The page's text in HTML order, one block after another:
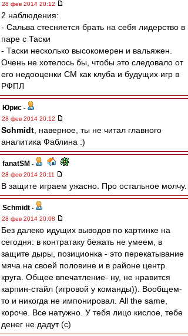
28 фев 2014 20:12
2 наблюдения:
- Сальва стесняется брать на себя лидерство в
паре с Таски
- Таски несколько высокомерен и вальяжен.
Очень не хотелось бы, чтобы это следовало от
его недооценки СМ как клуба и будущих игр в
РФПЛ
Юрис -
28 фев 2014 20:12
Schmidt , наверное, ты не читал главного
аналитика Фаблина :)
fanatSM -
28 фев 2014 20:11
В защите играем ужасно. Про остальное молчу.
Schmidt -
28 фев 2014 20:08
Без далеко идущих выводов по картинке на
сегодня: в контратаку бежать не умеем, в
защите дыры, позиционка - это перекатывание
мяча на своей половине и в районе центр.
круга. Общее впечатление- ну, не нравится
карпин-стайл (игровой у команды)). Вообщем-
то и никогда не импонировал. All the same,
короче. Все натужно. У тебя лицо кислое, тебе
денег не дадут (с)